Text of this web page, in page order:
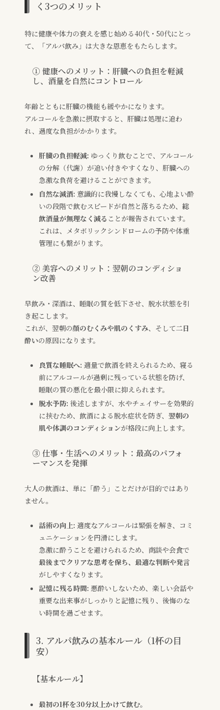
く3つのメリット
特に健康や体力の衰えを感じ始める40代・50代にとっ
て、「アルパ飲み」は大きな恩恵をもたらします。
① 健康へのメリット：肝臓への負担を軽減
し、酒量を自然にコントロール
年齢とともに肝臓の機能も緩やかになります。
アルコールを急激に摂取すると、肝臓は処理に追わ
れ、過度な負担がかかります。
肝臓の負担軽減: ゆっくり飲むことで、アルコール
の分解（代謝）が追い付きやすくなり、肝臓への
急激な負荷を避けることができます。
自然な減酒: 意識的に我慢しなくても、心地よい酔
いの段階で飲むスピードが自然と落ちるため、 総
飲酒量が無理なく減る ことが報告されています。
これは、メタボリックシンドロームの予防や体重
管理にも繋がります。
② 美容へのメリット：翌朝のコンディショ
ン改善
早飲み・深酒は、睡眠の質を低下させ、脱水状態を引
き起こします。
これが、翌朝の顔のむくみや肌のくすみ、そして二日
酔いの原因になります。
良質な睡眠へ: 適量で飲酒を終えられるため、寝る
前にアルコールが過剰に残っている状態を防げ、
睡眠の質の悪化を最小限に抑えられます。
脱水予防: 後述しますが、水やチェイサーを効果的
に挟むため、飲酒による脱水症状を防ぎ、 翌朝の
肌や体調のコンディションが格段に向上します。
③ 仕事・生活へのメリット：最高のパフォ
ーマンスを発揮
大人の飲酒は、単に「酔う」ことだけが目的ではあり
ません。
話術の向上: 適度なアルコールは緊張を解き、コミ
ュニケーションを円滑にします。
急激に酔うことを避けられるため、商談や会食で
最後までクリアな思考を保ち、最適な判断や発言
がしやすくなります。
記憶に残る時間: 悪酔いしないため、楽しい会話や
重要な出来事がしっかりと記憶に残り、後悔のな
い時間を過ごせます。
3. アルパ飲みの基本ルール（1杯の目
安）
【基本ルール】
最初の1杯を30分以上かけて飲む。